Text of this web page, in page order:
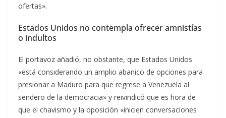
ofertas».
Estados Unidos no contempla ofrecer amnistías
o indultos
El portavoz añadió, no obstante, que Estados Unidos
«está considerando un amplio abanico de opciones para
presionar a Maduro para que regrese a Venezuela al
sendero de la democracia» y reivindicó que es hora de
que el chavismo y la oposición «inicien conversaciones